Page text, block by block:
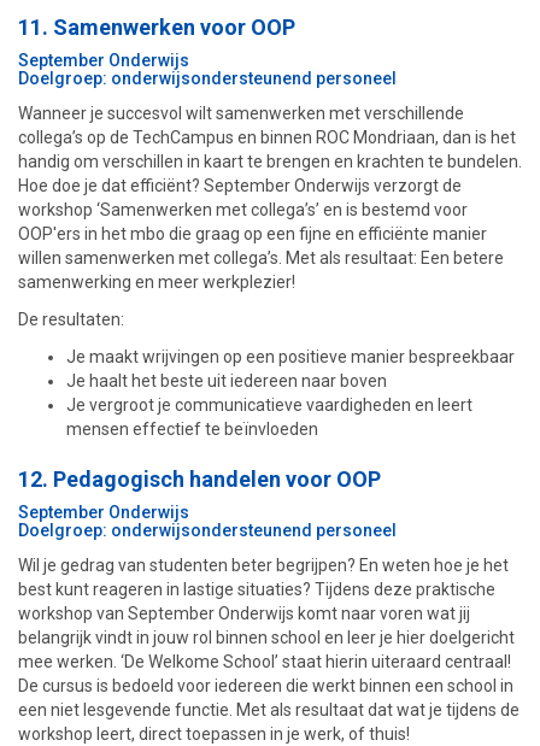
11. Samenwerken voor OOP
September Onderwijs
Doelgroep: onderwijsondersteunend personeel
Wanneer je succesvol wilt samenwerken met verschillende
collega’s op de TechCampus en binnen ROC Mondriaan, dan is het
handig om verschillen in kaart te brengen en krachten te bundelen.
Hoe doe je dat efficiënt? September Onderwijs verzorgt de
workshop ‘Samenwerken met collega’s’ en is bestemd voor
OOP'ers in het mbo die graag op een fijne en efficiënte manier
willen samenwerken met collega’s. Met als resultaat: Een betere
samenwerking en meer werkplezier!
De resultaten:
Je maakt wrijvingen op een positieve manier bespreekbaar
Je haalt het beste uit iedereen naar boven
Je vergroot je communicatieve vaardigheden en leert
mensen effectief te beïnvloeden
12. Pedagogisch handelen voor OOP
September Onderwijs
Doelgroep: onderwijsondersteunend personeel
Wil je gedrag van studenten beter begrijpen? En weten hoe je het
best kunt reageren in lastige situaties? Tijdens deze praktische
workshop van September Onderwijs komt naar voren wat jij
belangrijk vindt in jouw rol binnen school en leer je hier doelgericht
mee werken. ‘De Welkome School’ staat hierin uiteraard centraal!
De cursus is bedoeld voor iedereen die werkt binnen een school in
een niet lesgevende functie. Met als resultaat dat wat je tijdens de
workshop leert, direct toepassen in je werk, of thuis!